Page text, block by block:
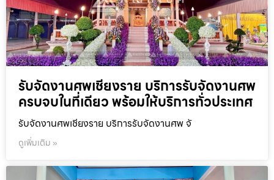
รับจัดงานศพเชียงราย บริการรับจัดงานศพ
ครบจบในที่เดียว พร้อมให้บริการทั่วประเทศ
รับจัดงานศพเชียงราย บริการรับจัดงานศพ จั
ดูเพิ่มเติม »